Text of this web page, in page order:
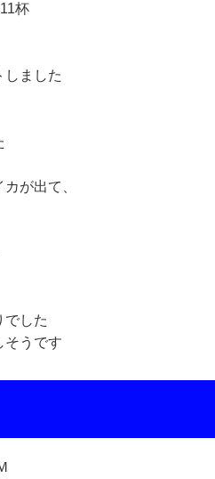
杯
しました
が出て、
でした
そうです